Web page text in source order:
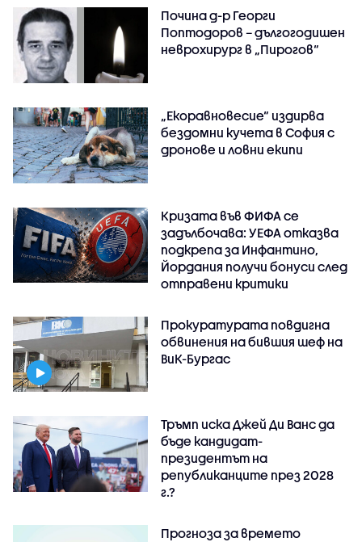
Почина д-р Георги
Поптодоров – дългогодишен
неврохирург в „Пирогов“
„Екоравновесие“ издирва
бездомни кучета в София с
дронове и ловни екипи
Кризата във ФИФА се
задълбочава: УЕФА отказва
подкрепа за Инфантино,
Йордания получи бонуси след
отправени критики
Прокуратурата повдигна
обвинения на бившия шеф на
ВиК-Бургас
Тръмп иска Джей Ди Ванс да
бъде кандидат-
президентът на
републиканците през 2028
г.?
Прогноза за времето